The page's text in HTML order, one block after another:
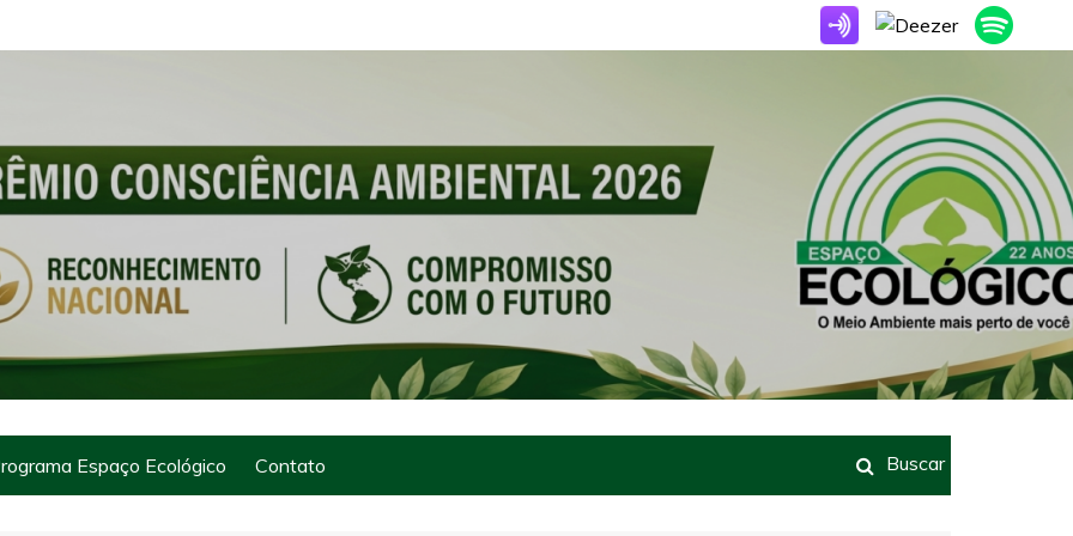
Espaço Ecológico Contato Buscar